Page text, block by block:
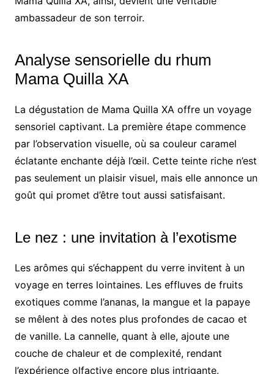
ambassadeur de son terroir.
Analyse sensorielle du rhum
Mama Quilla XA
La dégustation de Mama Quilla XA offre un voyage
sensoriel captivant. La première étape commence
par l’observation visuelle, où sa couleur caramel
éclatante enchante déjà l’œil. Cette teinte riche n’est
pas seulement un plaisir visuel, mais elle annonce un
goût qui promet d’être tout aussi satisfaisant.
Le nez : une invitation à l’exotisme
Les arômes qui s’échappent du verre invitent à un
voyage en terres lointaines. Les effluves de fruits
exotiques comme l’ananas, la mangue et la papaye
se mêlent à des notes plus profondes de cacao et
de vanille. La cannelle, quant à elle, ajoute une
couche de chaleur et de complexité, rendant
l’expérience olfactive encore plus intrigante.